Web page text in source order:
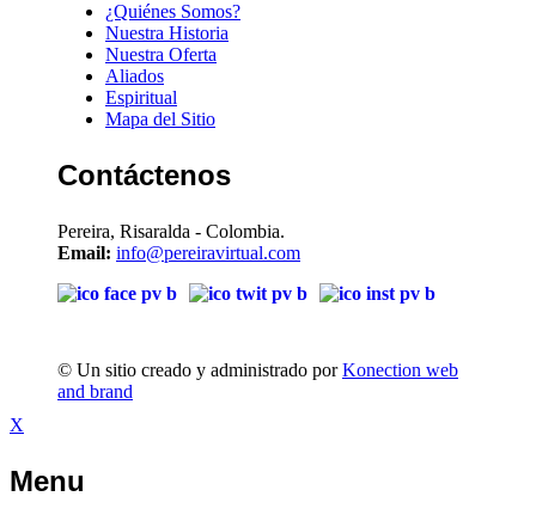
¿Quiénes Somos?
Nuestra Historia
Nuestra Oferta
Aliados
Espiritual
Mapa del Sitio
Contáctenos
Pereira, Risaralda - Colombia.
Email: info@pereiravirtual.com
© Un sitio creado y administrado porKonection web
and brand
X
Menu